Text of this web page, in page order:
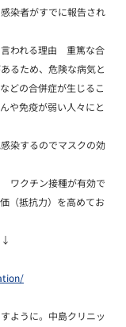
染者がすでに報告され
われる理由　重篤な合
るため、危険な病気と
どの合併症が生じるこ
や免疫が弱い人々にと
染するのでマスクの効
ワクチン接種が有効で
（抵抗力）を高めてお
ように。中島クリニッ